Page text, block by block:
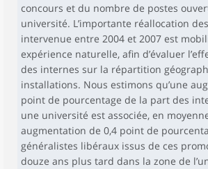
concours et du nombre de postes
université. L’importante réallocation
intervenue entre 2004 et 2007 est
expérience naturelle, afin d’évaluer
des internes sur la répartition
installations. Nous estimons qu’une
point de pourcentage de la part des
une université est associée, en
augmentation de 0,4 point de
généralistes libéraux issus de ces
douze ans plus tard dans la zone de